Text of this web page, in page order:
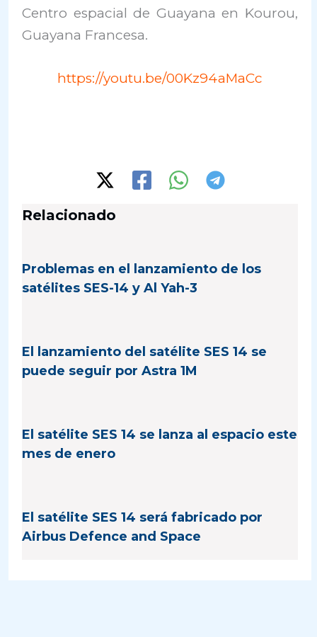
Centro espacial de Guayana en Kourou,
Guayana Francesa.
https://youtu.be/00Kz94aMaCc
Relacionado
Problemas en el lanzamiento de los
satélites SES-14 y Al Yah-3
El lanzamiento del satélite SES 14 se
puede seguir por Astra 1M
El satélite SES 14 se lanza al espacio este
mes de enero
El satélite SES 14 será fabricado por
Airbus Defence and Space